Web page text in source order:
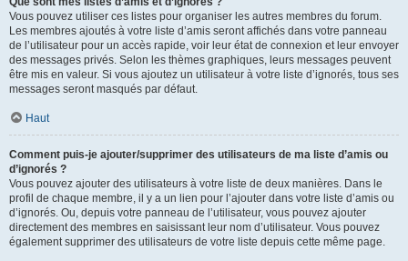
Vous pouvez utiliser ces listes pour organiser les autres membres du forum.
Les membres ajoutés à votre liste d’amis seront affichés dans votre panneau
de l’utilisateur pour un accès rapide, voir leur état de connexion et leur envoyer
des messages privés. Selon les thèmes graphiques, leurs messages peuvent
être mis en valeur. Si vous ajoutez un utilisateur à votre liste d’ignorés, tous ses
messages seront masqués par défaut.
Haut
Comment puis-je ajouter/supprimer des utilisateurs de ma liste d’amis ou
d’ignorés ?
Vous pouvez ajouter des utilisateurs à votre liste de deux manières. Dans le
profil de chaque membre, il y a un lien pour l’ajouter dans votre liste d’amis ou
d’ignorés. Ou, depuis votre panneau de l’utilisateur, vous pouvez ajouter
directement des membres en saisissant leur nom d’utilisateur. Vous pouvez
également supprimer des utilisateurs de votre liste depuis cette même page.